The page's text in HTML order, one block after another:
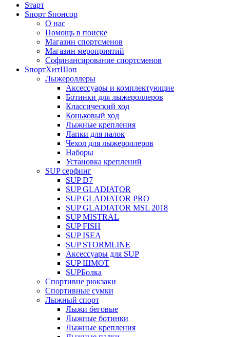
Sтарт
Sпорт Sпонсор
О нас
Помощь в поиске
Магазин спортсменов
Магазин мероприятий
Софинансирование спортсменов
SпортХитШоп
Лыжероллеры
Аксессуары и комплектующие
Ботинки для лыжероллеров
Классический ход
Коньковый ход
Лыжные крепления
Лапки для палок
Чехол для лыжероллеров
Наборы
Установка креплений
SUP серфинг
SUP D7
SUP GLADIATOR
SUP GLADIATOR PRO
SUP GLADIATOR MSL 2018
SUP MISTRAL
SUP FISH
SUP ISEA
SUP STORMLINE
Аксессуары для SUP
SUP ШМОТ
SUPБолка
Спортивне рюкзаки
Спортивные сумки
Лыжный спорт
Лыжи беговые
Лыжные ботинки
Лыжные крепления